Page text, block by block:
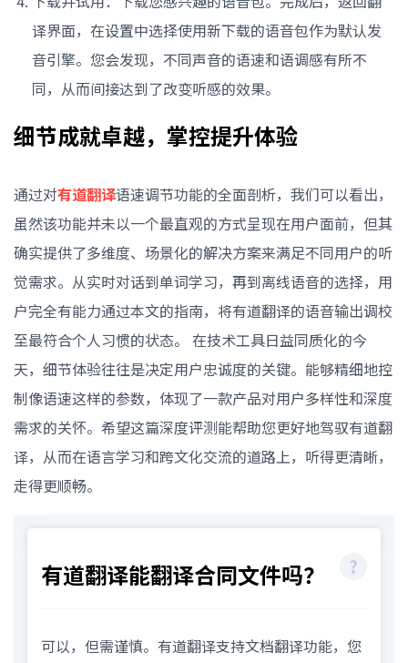
译界面，在设置中选择使用新下载的语音包作为默认发
音引擎。您会发现，不同声音的语速和语调感有所不
同，从而间接达到了改变听感的效果。
细节成就卓越，掌控提升体验
通过对有道翻译语速调节功能的全面剖析，我们可以看出，
虽然该功能并未以一个最直观的方式呈现在用户面前，但其
确实提供了多维度、场景化的解决方案来满足不同用户的听
觉需求。从实时对话到单词学习，再到离线语音的选择，用
户完全有能力通过本文的指南，将有道翻译的语音输出调校
至最符合个人习惯的状态。 在技术工具日益同质化的今
天，细节体验往往是决定用户忠诚度的关键。能够精细地控
制像语速这样的参数，体现了一款产品对用户多样性和深度
需求的关怀。希望这篇深度评测能帮助您更好地驾驭有道翻
译，从而在语言学习和跨文化交流的道路上，听得更清晰，
走得更顺畅。
有道翻译能翻译合同文件吗？
可以，但需谨慎。有道翻译支持文档翻译功能，您